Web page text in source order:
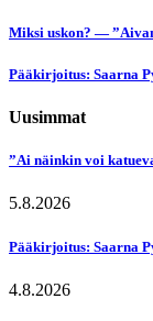
Miksi uskon? —
Pääkirjoitus: Saarna
Uusimmat
”Ai näinkin voi
5.8.2026
Pääkirjoitus: Saarna
4.8.2026